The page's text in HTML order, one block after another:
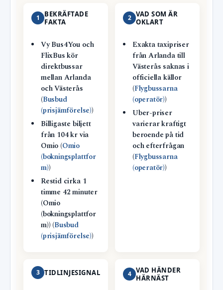
1
BEKRÄFTADE
FAKTA
Vy Bus4You och
FlixBus kör
direktbussar
mellan Arlanda
och Västerås
(Busbud
(prisjämförelse))
Billigaste biljett
från 104 kr via
Omio (Omio
(bokningsplattfor
m))
Restid cirka 1
timme 42 minuter
(Omio
(bokningsplattfor
m)) (Busbud
(prisjämförelse))
2 VAD SOM ÄR
OKLART
Exakta taxipriser
från Arlanda till
Västerås saknas i
officiella källor
(Flygbussarna
(operatör))
Uber-priser
varierar kraftigt
beroende på tid
och efterfrågan
(Flygbussarna
(operatör))
3 TIDLINJESIGNAL 4 VAD HÄNDER
HÄRNÄST